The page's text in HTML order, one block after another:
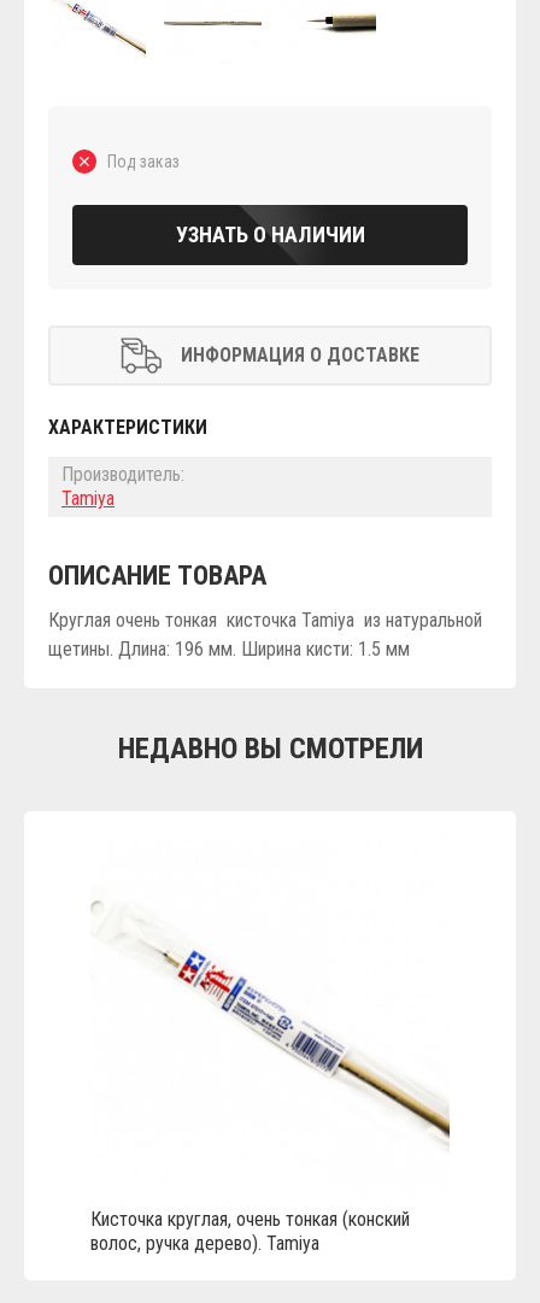
Под заказ
УЗНАТЬ О НАЛИЧИИ
ИНФОРМАЦИЯ О ДОСТАВКЕ
ХАРАКТЕРИСТИКИ
Производитель:
Tamiya
ОПИСАНИЕ ТОВАРА
Круглая очень тонкая кисточка Tamiya из натуральной
щетины. Длина: 196 мм. Ширина кисти: 1.5 мм
НЕДАВНО ВЫ СМОТРЕЛИ
Кисточка круглая, очень тонкая (конский
волос, ручка дерево). Tamiya